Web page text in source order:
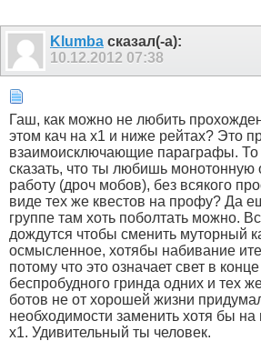
Klumba сказал(-а):
10.12.2012 07:38
Гаш, как можно не любить
этом кач на х1 и ниже рейтах? Это
взаимоисключающие параграфы. То
сказать, что ты любишь монотонную
работу (дроч мобов), без всякого
виде тех же квестов на профу? Да
группе там хоть поболтать можно.
дождутся чтобы сменить муторный
осмысленное, хотябы набивание
потому что это означает свет в
беспробудного гринда одних и тех
ботов не от хорошей жизни
необходимости заменить хотя бы на
х1. Удивительный ты человек.